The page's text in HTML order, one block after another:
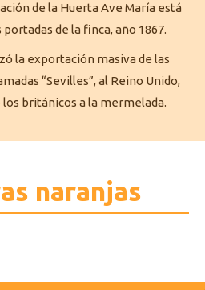
de la Huerta Ave María está
de la finca, año 1867.
la exportación masiva de las
“Sevilles”, al Reino Unido,
los británicos a la mermelada.
naranjas